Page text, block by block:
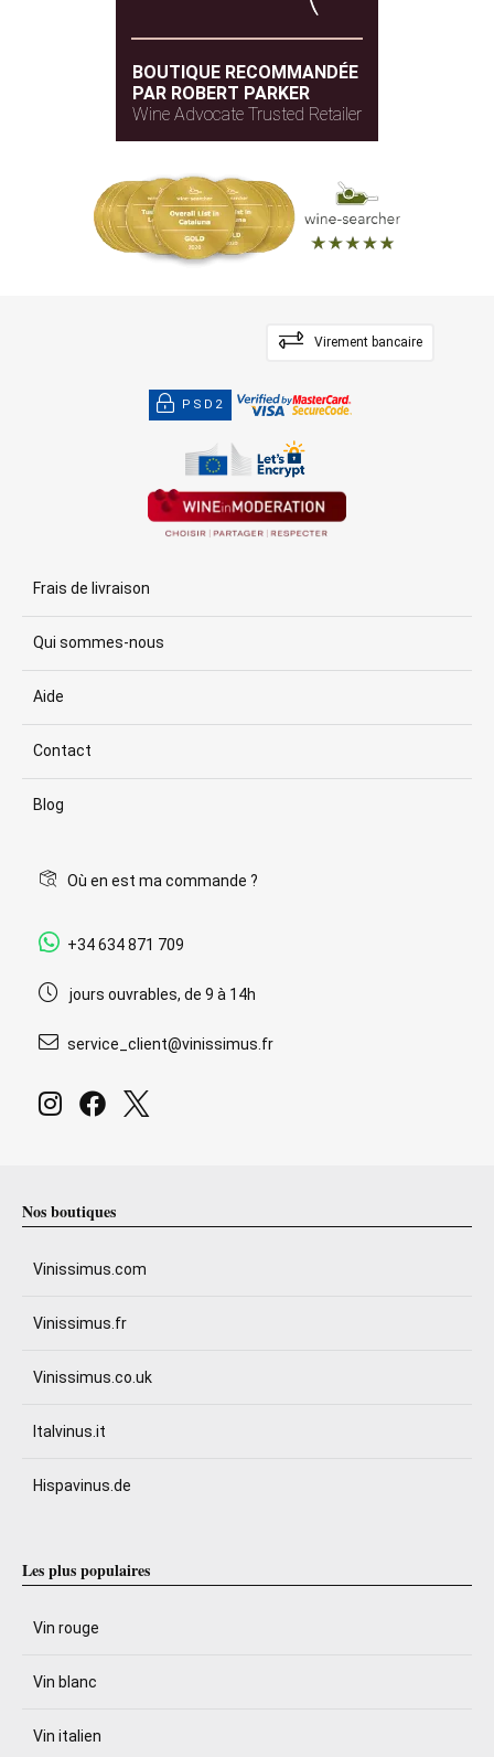
BOUTIQUE RECOMMANDÉE
PAR ROBERT PARKER
Wine Advocate Trusted Retailer
Virement bancaire
PSD2
Frais de livraison
Qui sommes-nous
Aide
Contact
Blog
Où en est ma commande ?
+34 634 871 709
jours ouvrables, de 9 à 14h
service_client@vinissimus.fr
Nos boutiques
Vinissimus.com
Vinissimus.fr
Vinissimus.co.uk
Italvinus.it
Hispavinus.de
Les plus populaires
Vin rouge
Vin blanc
Vin italien